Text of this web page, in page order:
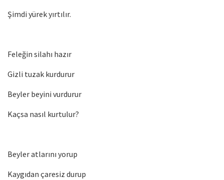
Şimdi yürek yırtılır.
Feleğin silahı hazır
Gizli tuzak kurdurur
Beyler beyini vurdurur
Kaçsa nasıl kurtulur?
Beyler atlarını yorup
Kaygıdan çaresiz durup